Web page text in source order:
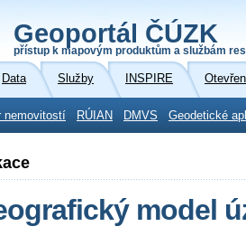
Geoportál ČÚZK
přístup k mapovým produktům a službám
Data Služby INSPIRE
nemovitostí RÚIAN DMVS Geodetické
model